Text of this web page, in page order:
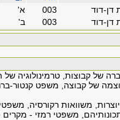
'א 003 דן-דוד
'ב 003 דן-דוד
של קבוצות, טרמינולוגיה של
של קבוצה, משפט קנטור-
משוואות רקורסיה,
משפטי רמזי - מקרים